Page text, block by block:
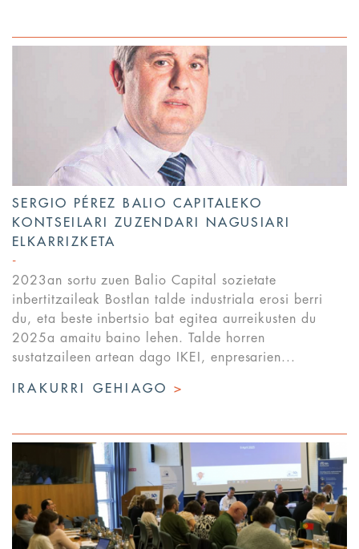
SERGIO PÉREZ BALIO CAPITALEKO
KONTSEILARI ZUZENDARI NAGUSIARI
ELKARRIZKETA
2023an sortu zuen Balio Capital sozietate
inbertitzaileak Bostlan talde industriala erosi berri
du, eta beste inbertsio bat egitea aurreikusten du
2025a amaitu baino lehen. Talde horren
sustatzaileen artean dago IKEI, enpresarien...
IRAKURRI GEHIAGO>